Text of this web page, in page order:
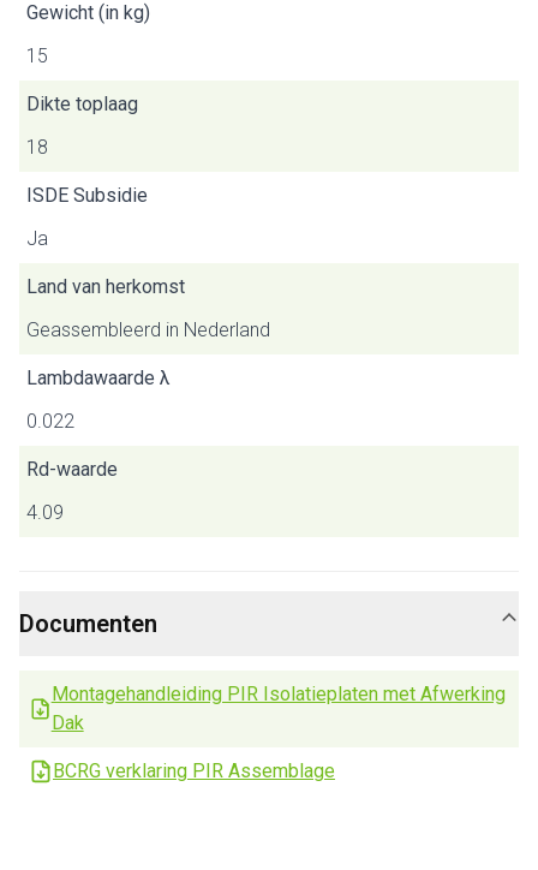
Gewicht (in kg)
15
Dikte toplaag
18
ISDE Subsidie
Ja
Land van herkomst
Geassembleerd in Nederland
Lambdawaarde λ
0.022
Rd-waarde
4.09
Documenten
Montagehandleiding PIR Isolatieplaten met Afwerking
Dak
BCRG verklaring PIR Assemblage